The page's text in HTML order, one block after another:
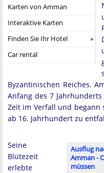
Karten von Amman
Interaktive Karten
Finden Sie Ihr Hotel
Car rental
Byzantinischen Reiches.
Anfang des 7
Zeit im Verfall und
ab 16. Jahrhundert zu
Ausflug
Amman -
müssen
Seine
Blütezeit
erlebte